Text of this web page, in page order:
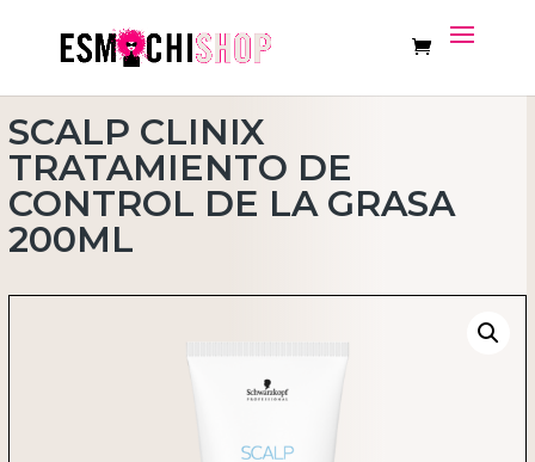
SCALP CLINIX
TRATAMIENTO DE
CONTROL DE LA GRASA
200ML